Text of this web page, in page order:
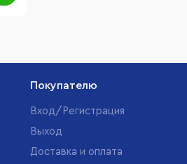
Покупателю
Вход/Регистрация
Выход
Доставка и оплата